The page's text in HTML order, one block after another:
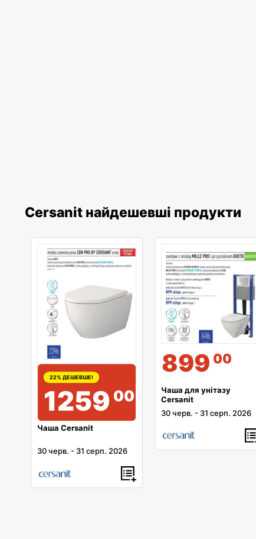
Cersanit найдешевші продукти
22% ДЕШЕВШЕ!
1259 00
Чаша Cersanit
30 черв. - 31 серп. 2026
899 00
Чаша для унітазу
Cersanit
30 черв. - 31 серп. 2026